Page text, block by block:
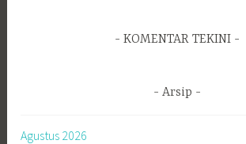
KOMENTAR TEKINI
Arsip
Agustus 2026